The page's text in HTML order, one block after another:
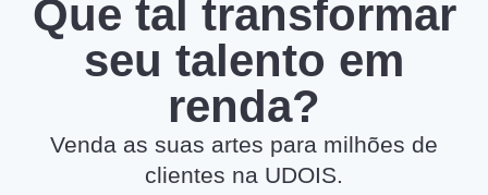
Que tal transformar
seu talento em
renda?
Venda as suas artes para milhões de
clientes na UDOIS.